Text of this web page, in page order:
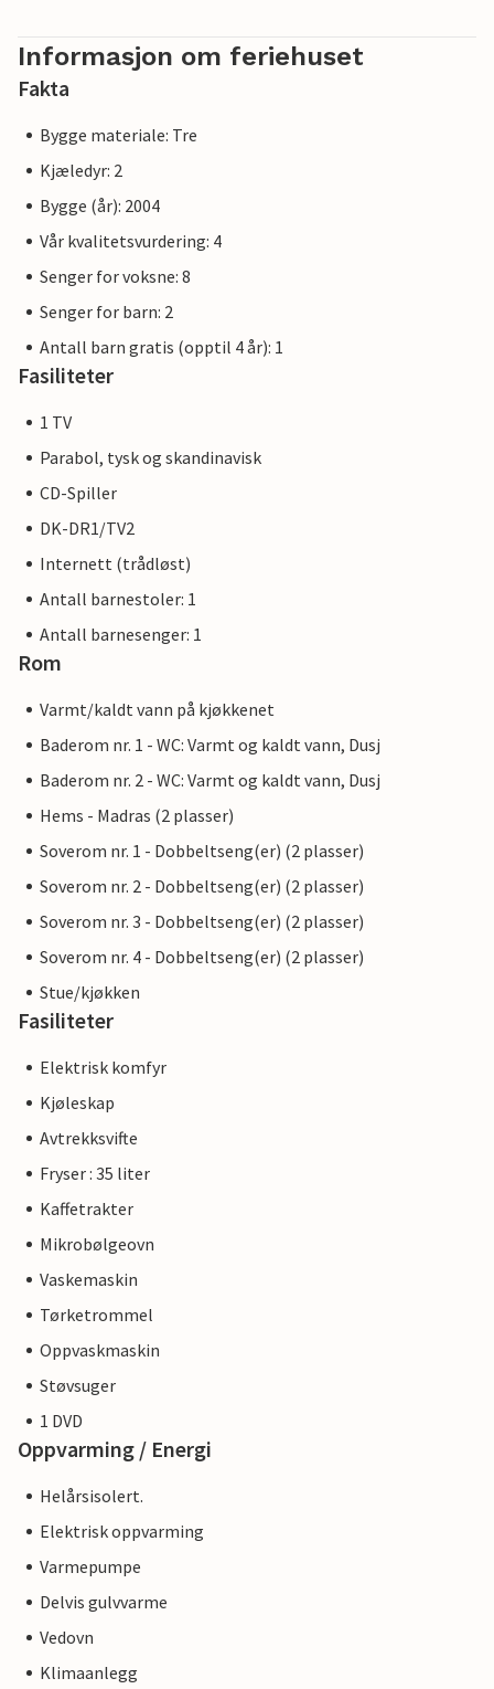
Informasjon om feriehuset
Fakta
Bygge materiale: Tre
Kjæledyr: 2
Bygge (år): 2004
Vår kvalitetsvurdering: 4
Senger for voksne: 8
Senger for barn: 2
Antall barn gratis (opptil 4 år): 1
Fasiliteter
1 TV
Parabol, tysk og skandinavisk
CD-Spiller
DK-DR1/TV2
Internett (trådløst)
Antall barnestoler: 1
Antall barnesenger: 1
Rom
Varmt/kaldt vann på kjøkkenet
Baderom nr. 1 - WC: Varmt og kaldt vann, Dusj
Baderom nr. 2 - WC: Varmt og kaldt vann, Dusj
Hems - Madras (2 plasser)
Soverom nr. 1 - Dobbeltseng(er) (2 plasser)
Soverom nr. 2 - Dobbeltseng(er) (2 plasser)
Soverom nr. 3 - Dobbeltseng(er) (2 plasser)
Soverom nr. 4 - Dobbeltseng(er) (2 plasser)
Stue/kjøkken
Fasiliteter
Elektrisk komfyr
Kjøleskap
Avtrekksvifte
Fryser : 35 liter
Kaffetrakter
Mikrobølgeovn
Vaskemaskin
Tørketrommel
Oppvaskmaskin
Støvsuger
1 DVD
Oppvarming / Energi
Helårsisolert.
Elektrisk oppvarming
Varmepumpe
Delvis gulvvarme
Vedovn
Klimaanlegg